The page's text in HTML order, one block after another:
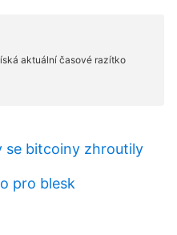
se bitcoiny zhroutily
pro blesk